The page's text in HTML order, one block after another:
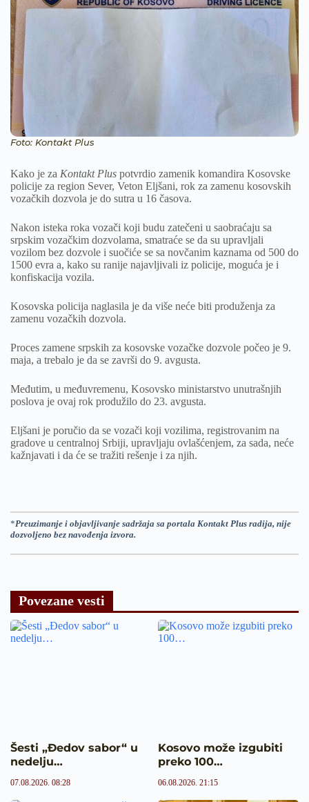
Foto: Kontakt Plus
Kako je za Kontakt Plus potvrdio zamenik komandira Kosovske
policije za region Sever, Veton Eljšani, rok za zamenu kosovskih
vozačkih dozvola je do sutra u 16 časova.
Nakon isteka roka vozači koji budu zatečeni u saobraćaju sa
srpskim vozačkim dozvolama, smatraće se da su upravljali
vozilom bez dozvole i suočiće se sa novčanim kaznama od 500 do
1500 evra a, kako su ranije najavljivali iz policije, moguća je i
konfiskacija vozila.
Kosovska policija naglasila je da više neće biti produženja za
zamenu vozačkih dozvola.
Proces zamene srpskih za kosovske vozačke dozvole počeo je 9.
maja, a trebalo je da se završi do 9. avgusta.
Međutim, u međuvremenu, Kosovsko ministarstvo unutrašnjih
poslova je ovaj rok produžilo do 23. avgusta.
Eljšani je poručio da se vozači koji vozilima, registrovanim na
gradove u centralnoj Srbiji, upravljaju ovlašćenjem, za sada, neće
kažnjavati i da će se tražiti rešenje i za njih.
*Preuzimanje i objavljivanje sadržaja sa portala Kontakt Plus radija, nije
dozvoljeno bez navođenja izvora.
Povezane vesti
Šesti „Đedov sabor“ u
nedelju…
07.08.2026. 08:28
Kosovo može izgubiti
preko 100…
06.08.2026. 21:15